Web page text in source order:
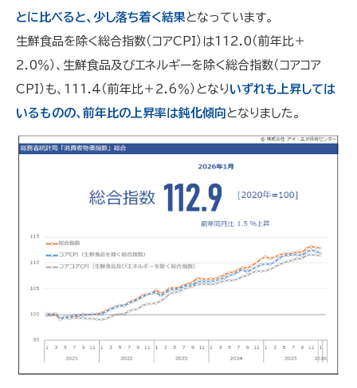
とに比べると、少し落ち着く結果となっています。
生鮮食品を除く総合指数（コアCPI）は112.0（前年比＋
2.0％）、生鮮食品及びエネルギーを除く総合指数（コアコア
CPI）も、111.4（前年比＋2.6％）となり いずれも上昇しては
いるものの、前年比の上昇率は鈍化傾向 となりました。